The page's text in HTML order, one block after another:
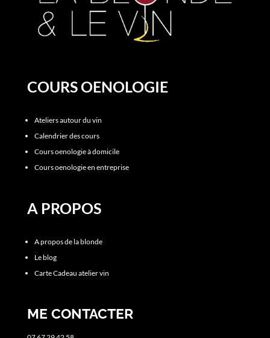
COURS OENOLOGIE
Ateliers autour du vin
Calendrier des cours
Cours oenologie à domicile
Cours oenologie en entreprise
A PROPOS
A propos de la blonde
Le blog
Carte Cadeau atelier vin
ME CONTACTER